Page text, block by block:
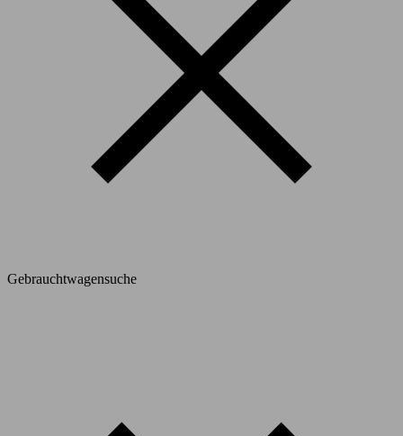
Gebrauchtwagensuche